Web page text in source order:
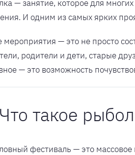
— занятие, которое для
И одним из самых ярких
мероприятия — это не просто
родители и дети, старые
— это возможность
такое
фестиваль — это